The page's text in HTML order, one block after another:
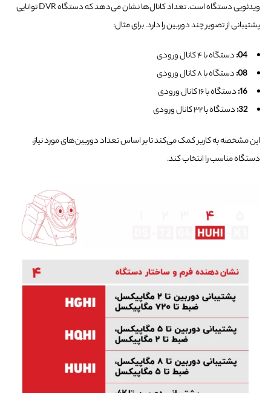
ویدئویی دستگاه است. تعداد کانال‌ها نشان می‌دهد که دستگاه DVR توانایی
پشتیبانی از تصویر چند دوربین را دارد. برای مثال:
04: دستگاه با ۴ کانال ورودی
08: دستگاه با ۸ کانال ورودی
16: دستگاه با ۱۶ کانال ورودی
32: دستگاه با ۳۲ کانال ورودی
این مشخصه به کاربر کمک می‌کند تا بر اساس تعداد دوربین‌های مورد نیاز،
دستگاه مناسب را انتخاب کند.